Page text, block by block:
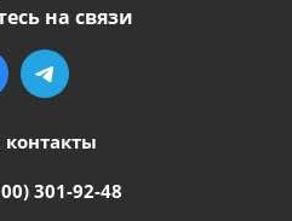
на связи
301-92-48